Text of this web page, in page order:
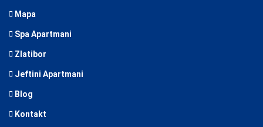
Mapa
Spa Apartmani
Zlatibor
Jeftini Apartmani
Blog
Kontakt